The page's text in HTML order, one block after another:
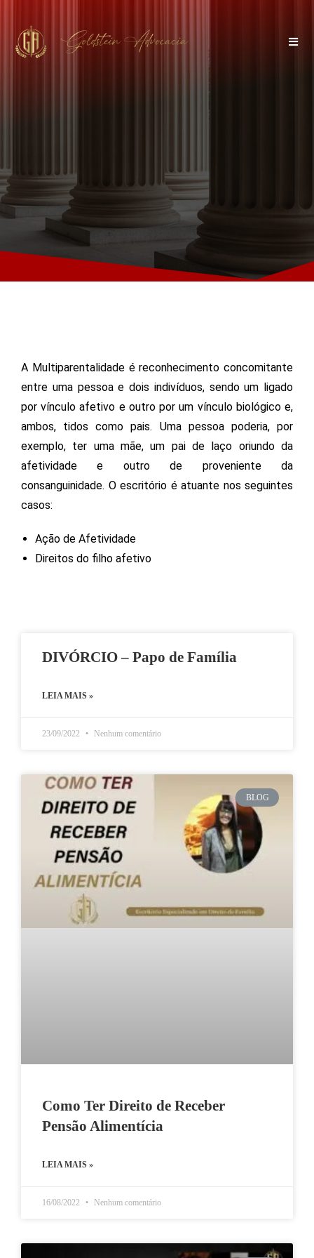
A Multiparentalidade é reconhecimento concomitante
entre uma pessoa e dois indivíduos, sendo um ligado
por vínculo afetivo e outro por um vínculo biológico e,
ambos, tidos como pais. Uma pessoa poderia, por
exemplo, ter uma mãe, um pai de laço oriundo da
afetividade e outro de proveniente da
consanguinidade. O escritório é atuante nos seguintes
casos:
Ação de Afetividade
Direitos do filho afetivo
DIVÓRCIO – Papo de Família
LEIA MAIS »
23/09/2022 Nenhum comentário
BLOG
Como Ter Direito de Receber
Pensão Alimentícia
LEIA MAIS »
16/08/2022 Nenhum comentário